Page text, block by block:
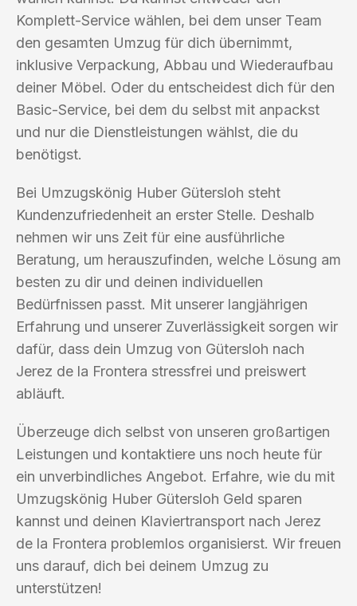
Komplett-Service wählen, bei dem unser Team
den gesamten Umzug für dich übernimmt,
inklusive Verpackung, Abbau und Wiederaufbau
deiner Möbel. Oder du entscheidest dich für den
Basic-Service, bei dem du selbst mit anpackst
und nur die Dienstleistungen wählst, die du
benötigst.
Bei Umzugskönig Huber Gütersloh steht
Kundenzufriedenheit an erster Stelle. Deshalb
nehmen wir uns Zeit für eine ausführliche
Beratung, um herauszufinden, welche Lösung am
besten zu dir und deinen individuellen
Bedürfnissen passt. Mit unserer langjährigen
Erfahrung und unserer Zuverlässigkeit sorgen wir
dafür, dass dein Umzug von Gütersloh nach
Jerez de la Frontera stressfrei und preiswert
abläuft.
Überzeuge dich selbst von unseren großartigen
Leistungen und kontaktiere uns noch heute für
ein unverbindliches Angebot. Erfahre, wie du mit
Umzugskönig Huber Gütersloh Geld sparen
kannst und deinen Klaviertransport nach Jerez
de la Frontera problemlos organisierst. Wir freuen
uns darauf, dich bei deinem Umzug zu
unterstützen!